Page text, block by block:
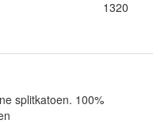
1320
splitkatoen. 100%